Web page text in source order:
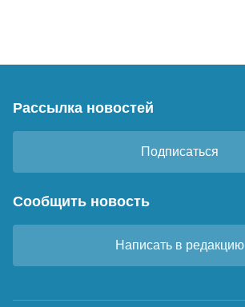
Рассылка новостей
Подписаться
Сообщить новость
Написать в редакцию